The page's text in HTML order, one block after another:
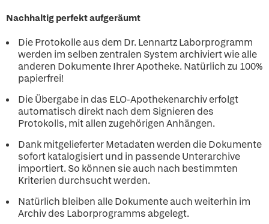
Nachhaltig perfekt aufgeräumt
Die Protokolle aus dem Dr. Lennartz Laborprogramm
werden im selben zentralen System archiviert wie alle
anderen Dokumente Ihrer Apotheke. Natürlich zu 100%
papierfrei!
Die Übergabe in das ELO-Apothekenarchiv erfolgt
automatisch direkt nach dem Signieren des
Protokolls, mit allen zugehörigen Anhängen.
Dank mitgelieferter Metadaten werden die Dokumente
sofort katalogisiert und in passende Unterarchive
importiert. So können sie auch nach bestimmten
Kriterien durchsucht werden.
Natürlich bleiben alle Dokumente auch weiterhin im
Archiv des Laborprogramms abgelegt.